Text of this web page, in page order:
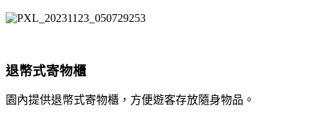
退幣式寄物櫃
園內提供退幣式寄物櫃，方便遊客存放隨身物品。